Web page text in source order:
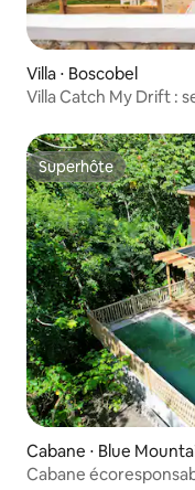
Villa ⋅ Boscobel
Villa Catch My Drift :
Superhôte
Superhôte
Cabane ⋅ Blue
Cabane